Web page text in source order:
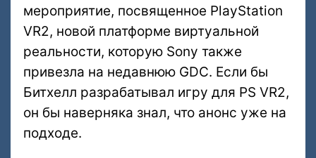
мероприятие, посвященное PlayStation
VR2, новой платформе виртуальной
реальности, которую Sony также
привезла на недавнюю GDC. Если бы
Битхелл разрабатывал игру для PS VR2,
он бы наверняка знал, что анонс уже на
подходе.